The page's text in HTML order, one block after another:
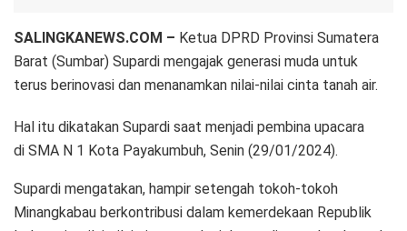
SALINGKANEWS.COM – Ketua DPRD Provinsi Sumatera
Barat (Sumbar) Supardi mengajak generasi muda untuk
terus berinovasi dan menanamkan nilai-nilai cinta tanah air.
Hal itu dikatakan Supardi saat menjadi pembina upacara
di SMA N 1 Kota Payakumbuh, Senin (29/01/2024).
Supardi mengatakan, hampir setengah tokoh-tokoh
Minangkabau berkontribusi dalam kemerdekaan Republik